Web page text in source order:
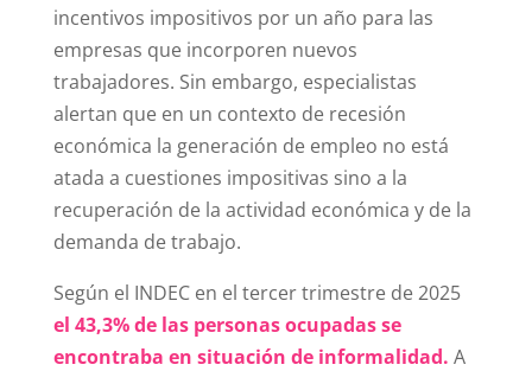
incentivos impositivos por un año para las
empresas que incorporen nuevos
trabajadores. Sin embargo, especialistas
alertan que en un contexto de recesión
económica la generación de empleo no está
atada a cuestiones impositivas sino a la
recuperación de la actividad económica y de la
demanda de trabajo.
Según el INDEC en el tercer trimestre de 2025
el 43,3% de las personas ocupadas se
encontraba en situación de informalidad. A